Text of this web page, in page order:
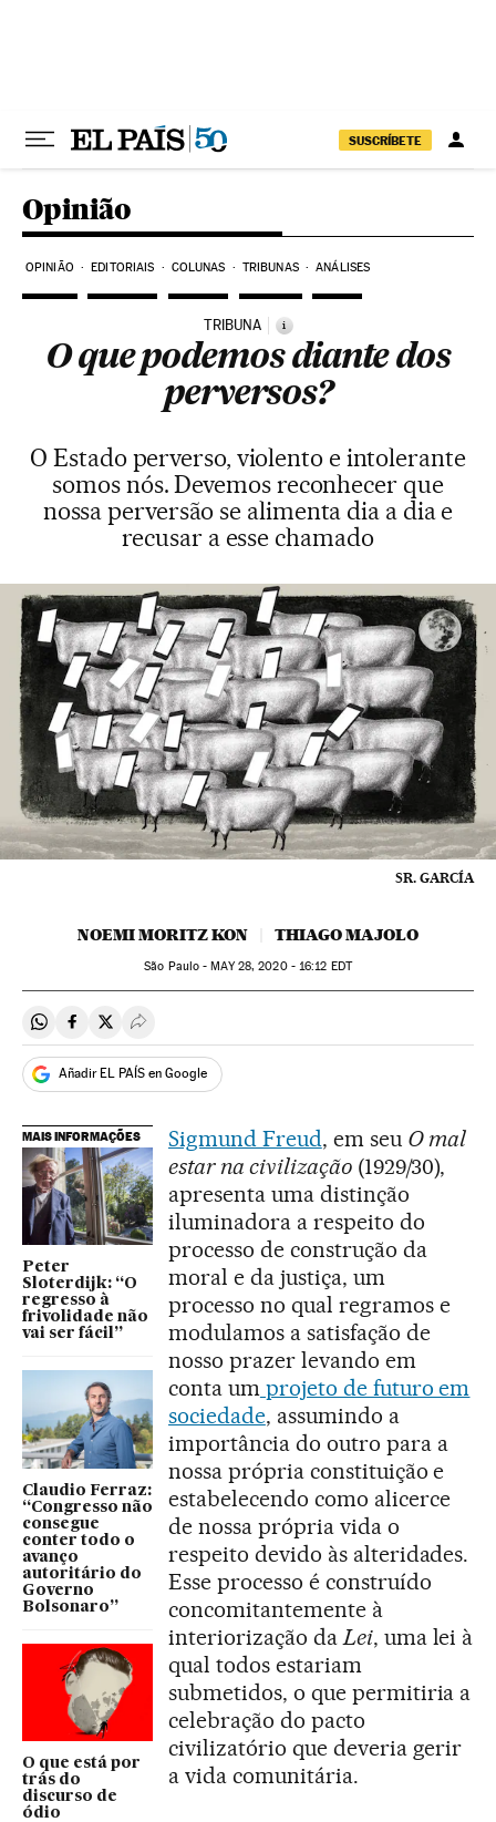
SUSCRÍBETE
Opinião
OPINIÃO EDITORIAIS COLUNAS TRIBUNAS ANÁLISES
TRIBUNA i
O que podemos diante dos
perversos?
O Estado perverso, violento e intolerante
somos nós. Devemos reconhecer que
nossa perversão se alimenta dia a dia e
recusar a esse chamado
SR. GARCÍA
NOEMI MORITZ KON THIAGO MAJOLO
São Paulo -MAY28, 2020 - 16:12 EDT
Compartir en Whatsapp
Compartir en Facebook
Compartir en Twitter
Desplegar Redes Sociales
Añadir EL PAÍS en Google
MAIS INFORMAÇÕES
Peter
Sloterdijk: “O
regresso à
frivolidade não
vai ser fácil”
Claudio Ferraz:
“Congresso não
consegue
conter todo o
avanço
autoritário do
Governo
Bolsonaro”
O que está por
trás do
discurso de
ódio
Sigmund Freud, em seu O mal
estar na civilização(1929/30),
apresenta uma distinção
iluminadora a respeito do
processo de construção da
moral e da justiça, um
processo no qual regramos e
modulamos a satisfação de
nosso prazer levando em
conta um projeto de futuro em
sociedade, assumindo a
importância do outro para a
nossa própria constituição e
estabelecendo como alicerce
de nossa própria vida o
respeito devido às alteridades.
Esse processo é construído
concomitantemente à
interiorização da Lei, uma lei à
qual todos estariam
submetidos, o que permitiria a
celebração do pacto
civilizatório que deveria gerir
a vida comunitária.